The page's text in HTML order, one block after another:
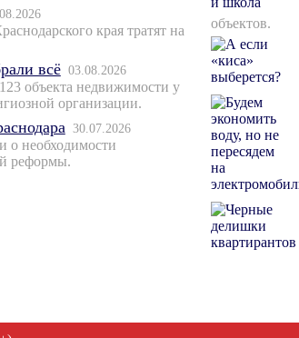
края тратят на
всё 03.08.2026
объекта недвижимости у
организации.
30.07.2026
о необходимости
реформы.
объектов.